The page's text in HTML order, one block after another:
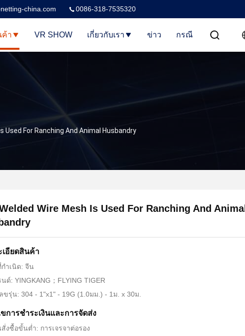
china.com 0086-318-7535320
ค้า VR SHOW เกี่ยวกับเรา ข่าว กรณี
Used For Ranching And Animal Husbandry
Wire Mesh Is Used For Ranching And Animal
เอียดสินค้า
ำเนิด: จีน
ด์: YINGKANG；FLYING TIGER
ขรุ่น: 304 - 1"x1" - 19G (1.0มม.) - 1ม. x 30ม.
ขการชําระเงินและการจัดส่ง
งซื้อขั้นต่ำ: การเจรจาต่อรอง